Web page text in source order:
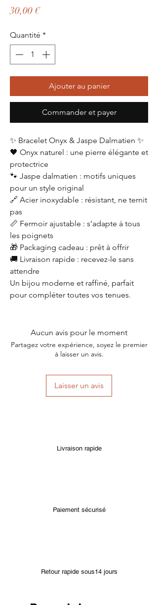
30,00 €Prix
Quantité *
Ajouter au panier
Commander et payer
✨ Bracelet Onyx & Jaspe Dalmatien ✨
🖤 Onyx naturel : une pierre élégante et
protectrice
🐾 Jaspe dalmatien : motifs uniques
pour un style original
🔗 Acier inoxydable : résistant, ne ternit
pas
📏 Fermoir ajustable : s’adapte à tous
les poignets
🎁 Packaging cadeau : prêt à offrir
🚚 Livraison rapide : recevez-le sans
attendre
Un bijou moderne et raffiné, parfait
pour compléter toutes vos tenues.
Aucun avis pour le moment
Partagez votre expérience, soyez le premier
à laisser un avis.
Laisser un avis
Livraison rapide
Paiement sécurisé
Retour rapide sous14 jours